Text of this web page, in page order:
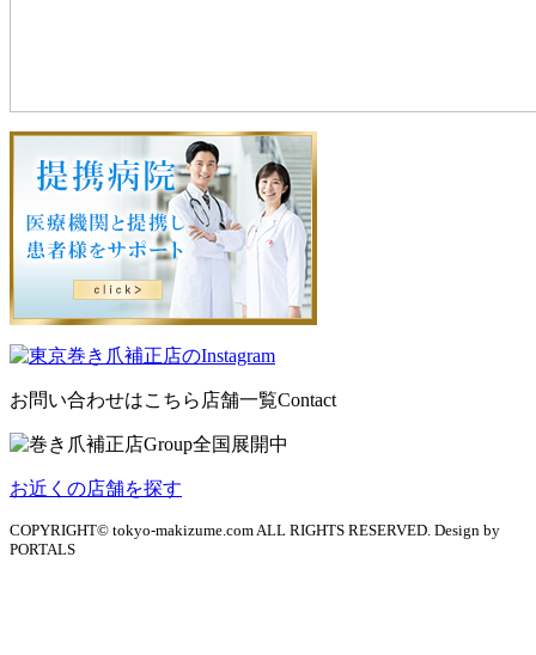
お問い合わせはこちら 店舗一覧Contact
お近くの店舗を探す
COPYRIGHT© tokyo-makizume.com ALL RIGHTS RESERVED. Design by
PORTALS